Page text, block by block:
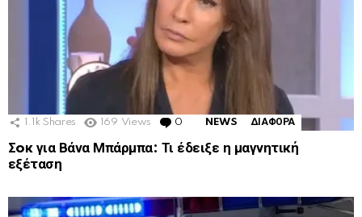
1.1k Shares 169 Views 0 Comments
NEWS ΔΙΑΦΟΡΑ
Σoκ για Βάνα Μπάρμπα: Τι έδειξε η μαγνητική
εξέταση